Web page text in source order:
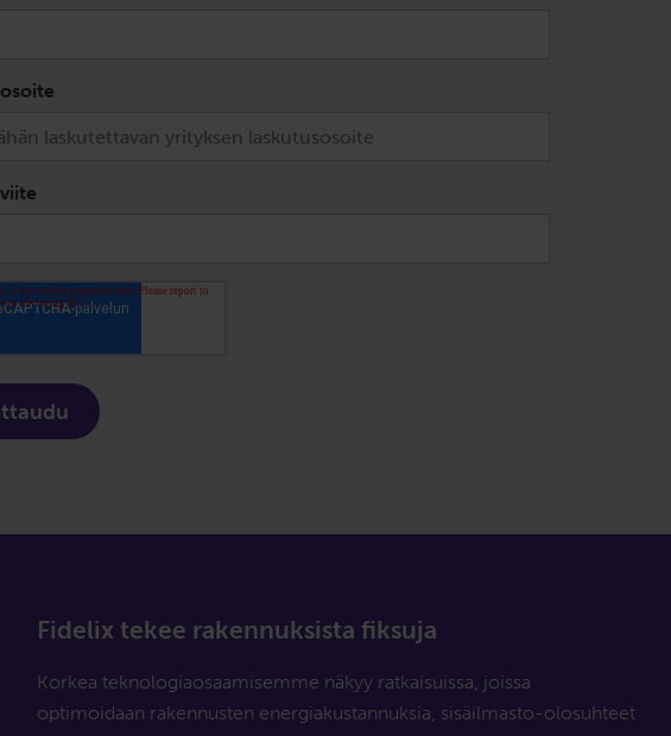
Fidelix tekee rakennuksista fiksuja
Korkea teknologiaosaamisemme näkyy ratkaisuissa, joissa
optimoidaan rakennusten energiakustannuksia, sisäilmasto-olosuhteet